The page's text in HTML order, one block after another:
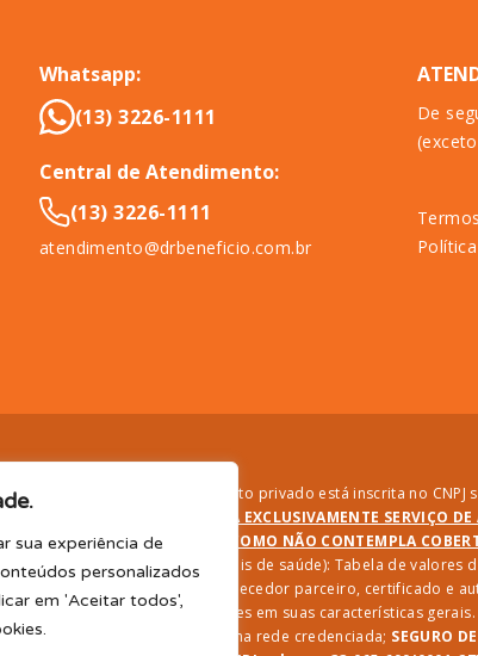
sua experiência de
personalizados
em 'Aceitar todos',
Whatsapp:
(13) 3226-1111
Central de Atendimento:
(13) 3226-1111
atendimento@drbeneficio.com.br
De
LTDA.), pessoa jurídica de direito privado está inscrita no
A DR. BENEFÍCIO PRESTA EXCLUSIVAMENTE SERVIÇO
SUPLEMENTAR, ASSIM COMO NÃO CONTEMPLA
serviços e/ou profissionais de saúde): Tabela de
Serviço realizado por fornecedor parceiro,
oferecidos possuem variações em suas características
Desconto em produtos e serviços na rede credenciada; SEGURO